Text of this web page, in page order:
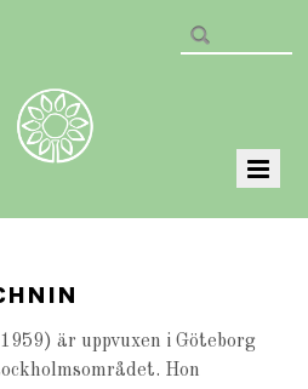
är uppvuxen i Göteborg
Hon